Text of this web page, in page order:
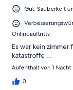
Gut: Sauberkeit
Onlineauftritts
Es war kein zimmer
katastroffe ...
Aufenthalt von 1
0